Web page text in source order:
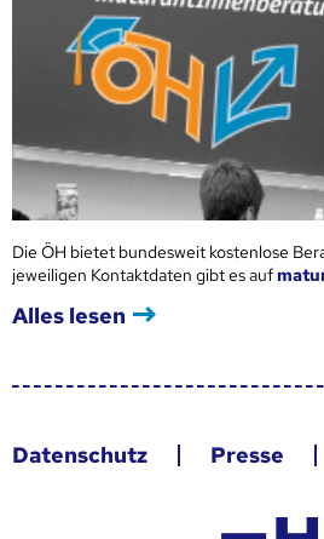
Die ÖH bietet bundesweit kostenlose
jeweiligen Kontaktdaten gibt es auf
Alles lesen
Datenschutz Presse